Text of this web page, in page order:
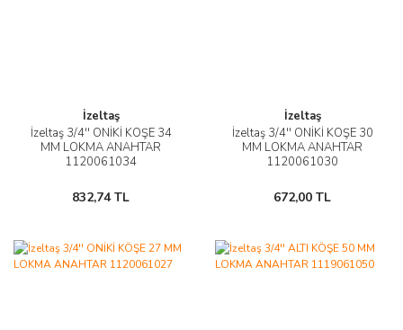
İzeltaş
İzeltaş 3/4'' ONİKİ KÖŞE 34
MM LOKMA ANAHTAR
1120061034
832,74 TL
İzeltaş
İzeltaş 3/4'' ONİKİ KÖŞE 30
MM LOKMA ANAHTAR
1120061030
672,00 TL